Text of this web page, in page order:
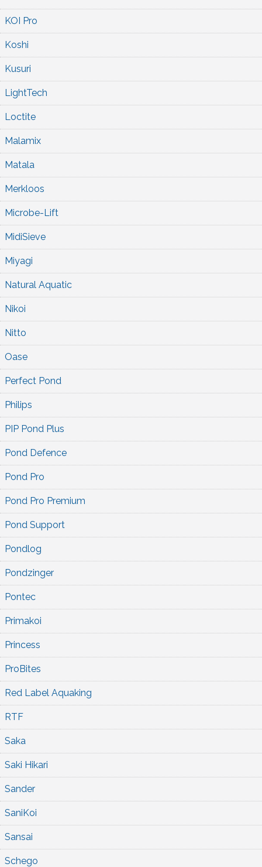
KOI Pro
Koshi
Kusuri
LightTech
Loctite
Malamix
Matala
Merkloos
Microbe-Lift
MidiSieve
Miyagi
Natural Aquatic
Nikoi
Nitto
Oase
Perfect Pond
Philips
PIP Pond Plus
Pond Defence
Pond Pro
Pond Pro Premium
Pond Support
Pondlog
Pondzinger
Pontec
Primakoi
Princess
ProBites
Red Label Aquaking
RTF
Saka
Saki Hikari
Sander
SaniKoi
Sansai
Schego